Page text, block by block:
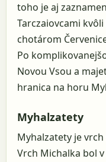
toho je aj
Tarczaiovcami
chotárom
Po
Novou Vsou a
hranica na horu
Myhalzatety
Myhalzatety je
Vrch Michalka bol